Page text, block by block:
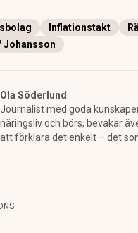
Inflationstakt
Johansson
Ola Söderlund
Journalist med goda
näringsliv och börs, bevakar
att förklara det enkelt – det